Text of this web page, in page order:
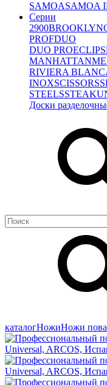
SAMOASAMOA
Серии
2900BROOKLYN
PROFDUO
DUO PRO
MANHATTAN
RIVIERA
INOXSCISSORS
STEELSSTEAK
Доски
каталогНожиНожи